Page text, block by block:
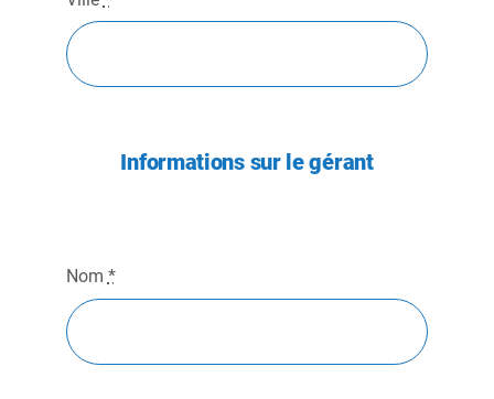
Informations sur le gérant
Nom *